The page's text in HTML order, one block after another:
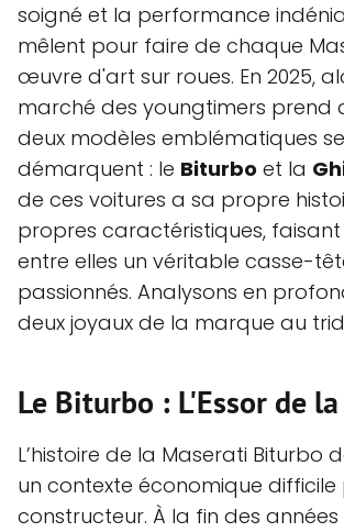
soigné et la performance
mêlent pour faire de chaque
œuvre d'art sur roues. En 2025,
marché des youngtimers prend
deux modèles emblématiques se
démarquent : le Biturbo et la
de ces voitures a sa propre
propres caractéristiques,
entre elles un véritable casse-
passionnés. Analysons en
deux joyaux de la marque au
Le Biturbo : L'Essor de
L’histoire de la Maserati Biturbo
un contexte économique difficile
constructeur. À la fin des années